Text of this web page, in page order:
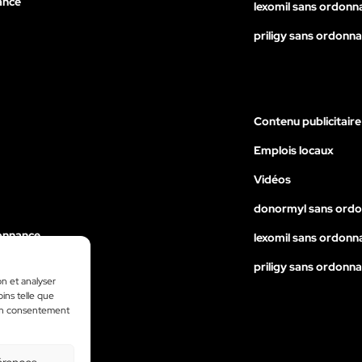
et analyser
telle que
consentement
lexomil sans
priligy sans
Contenu publicitaire
Emplois locaux
Vidéos
donormyl sans
lexomil sans
priligy sans